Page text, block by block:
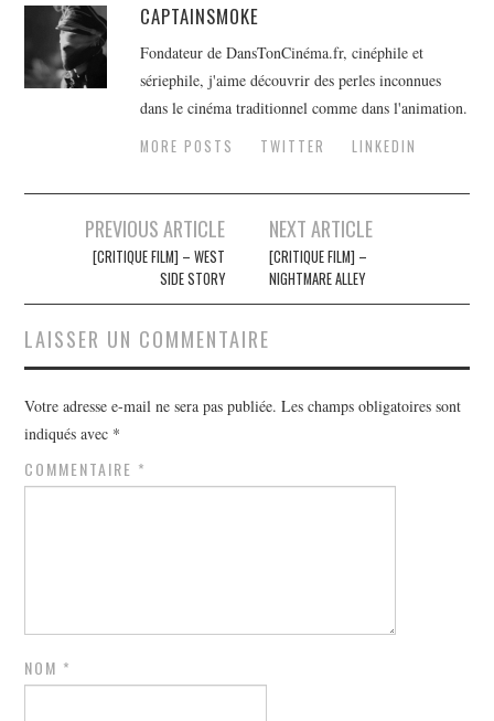
CAPTAINSMOKE
Fondateur de DansTonCinéma.fr, cinéphile et
sériephile, j'aime découvrir des perles inconnues
dans le cinéma traditionnel comme dans l'animation.
MORE POSTS
TWITTER LINKEDIN
Navigation
PREVIOUS ARTICLE
[CRITIQUE FILM] – WEST
SIDE STORY
NEXT ARTICLE
[CRITIQUE FILM] –
NIGHTMARE ALLEY
LAISSER UN COMMENTAIRE
Votre adresse e-mail ne sera pas publiée. Les champs obligatoires sont
indiqués avec *
COMMENTAIRE *
NOM *